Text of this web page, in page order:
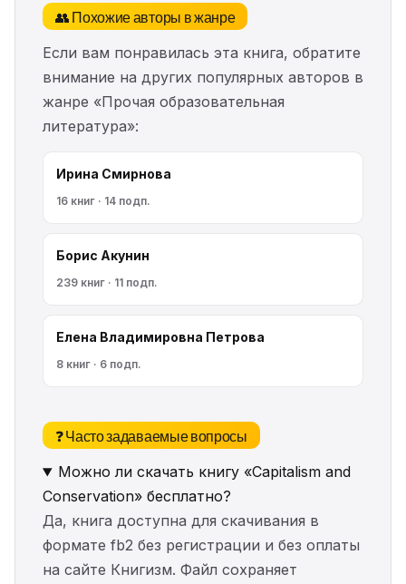
👥 Похожие авторы в жанре
Если вам понравилась эта книга, обратите
внимание на других популярных авторов в
жанре «Прочая образовательная
литература»:
Ирина Смирнова
16 книг · 14 подп.
Борис Акунин
239 книг · 11 подп.
Елена Владимировна Петрова
8 книг · 6 подп.
❓ Часто задаваемые вопросы
Можно ли скачать книгу «Capitalism and
Conservation» бесплатно?
Да, книга доступна для скачивания в
формате fb2 без регистрации и без оплаты
на сайте Книгизм. Файл сохраняет